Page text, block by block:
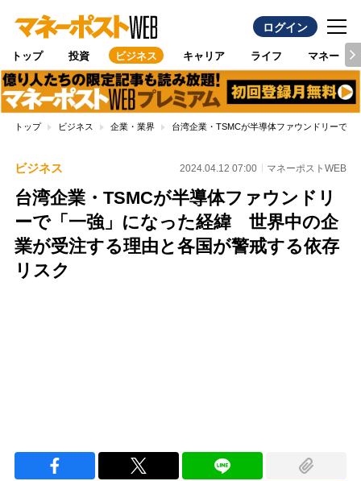
ログイン
トップ 投資 ビジネス キャリア ライフ マネー
トップ ビジネス 企業・業界 台湾企業・TSMCが半導体ファウンドリーで
ビジネス 2024.04.12 07:00 マネーポストWEB
台湾企業・TSMCが半導体ファウンドリ
ーで「一強」になった経緯 世界中の企
業が受注する理由と各国が警戒する依存
リスク